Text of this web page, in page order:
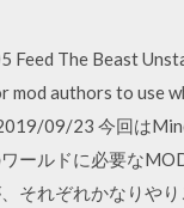
Feed The Beast
mod authors to use
09/23 今回は
ールドに必要な
それぞれかなりやり